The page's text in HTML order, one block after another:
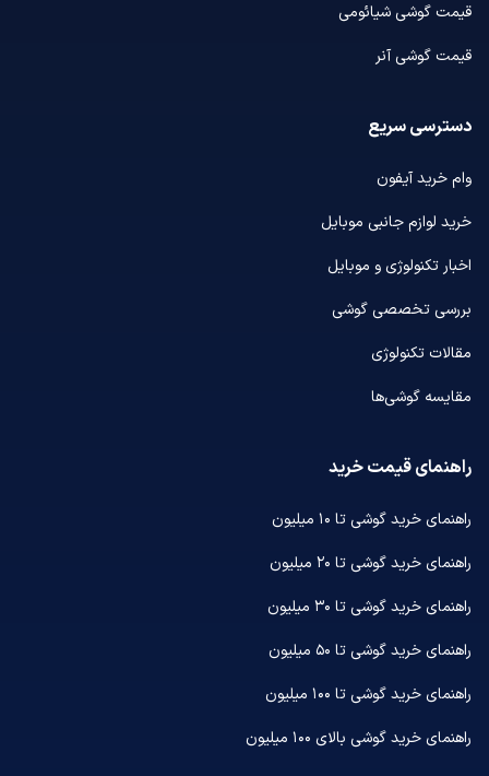
قیمت گوشی شیائومی
قیمت گوشی آنر
دسترسی سریع
وام خرید آیفون
خرید لوازم جانبی موبایل
اخبار تکنولوژی و موبایل
بررسی تخصصی گوشی
مقالات تکنولوژی
مقایسه گوشی‌ها
راهنمای قیمت خرید
راهنمای خرید گوشی تا ۱۰ میلیون
راهنمای خرید گوشی تا ۲۰ میلیون
راهنمای خرید گوشی تا ۳۰ میلیون
راهنمای خرید گوشی تا ۵۰ میلیون
راهنمای خرید گوشی تا ۱۰۰ میلیون
راهنمای خرید گوشی بالای ۱۰۰ میلیون